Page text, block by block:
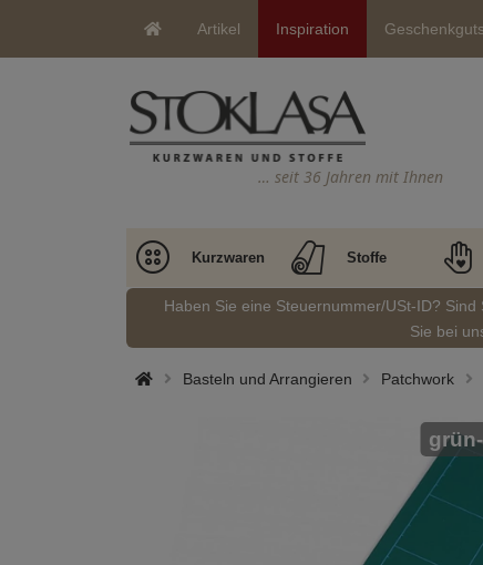
Artikel Inspiration
… seit 36 Jahren mit Ihnen
Kurzwaren Stoffe
Haben Sie eine Steuernummer/USt-ID? Sind
Sie bei
Basteln und Arrangieren Patchwork